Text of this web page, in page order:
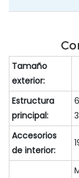
Tamaño
exterior:
Estructura
principal:
Accesorios
de interior: